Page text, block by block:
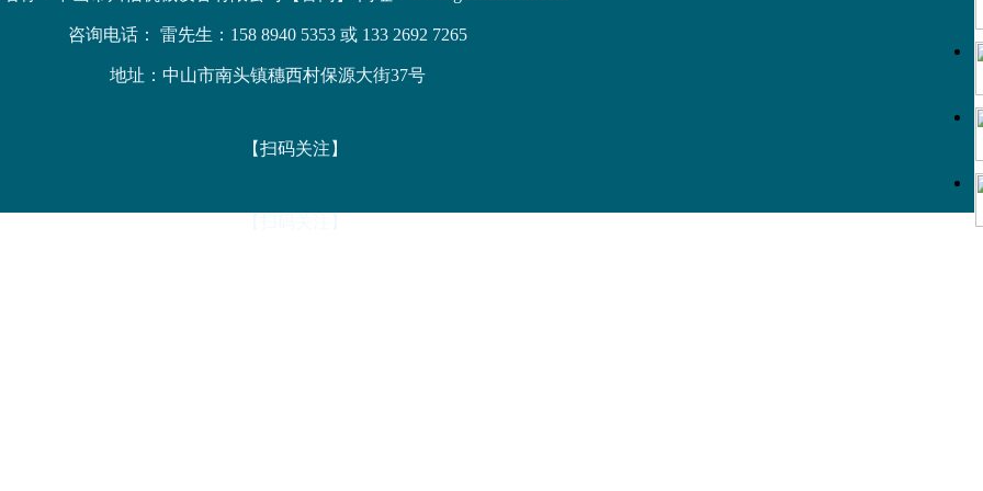
咨询电话： 雷先生：158 8940 5353 或 133 2692 7265
地址：中山市南头镇穗西村保源大街37号
【扫码关注】